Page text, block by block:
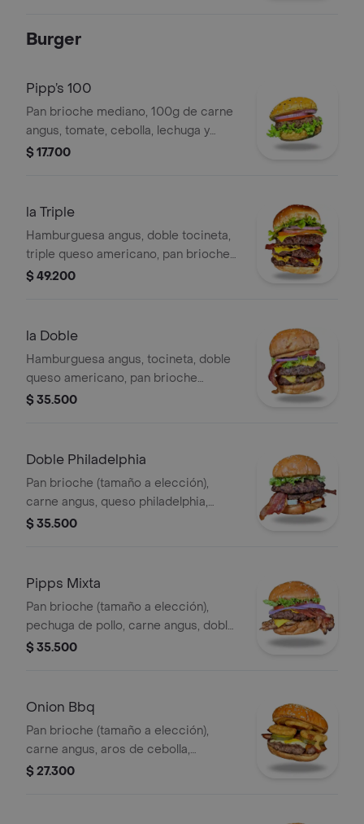
Burger
Pipp’s 100
Pan brioche mediano, 100g de carne
angus, tomate, cebolla, lechuga y
salsa de la casa.
$ 17.700
la Triple
Hamburguesa angus, doble tocineta,
triple queso americano, pan brioche
(tamaño a elección), tomate, cebolla,
$ 49.200
la Doble
Hamburguesa angus, tocineta, doble
queso americano, pan brioche
(tamaño a elección), tomate, cebolla,
$ 35.500
Doble Philadelphia
Pan brioche (tamaño a elección),
carne angus, queso philadelphia,
doble tocineta, lechuga, salsa bbq,
$ 35.500
Pipps Mixta
Pan brioche (tamaño a elección),
pechuga de pollo, carne angus, doble
queso americano, tocineta, cebolla,
$ 35.500
Onion Bbq
Pan brioche (tamaño a elección),
carne angus, aros de cebolla,
pepinillos, doble tocineta, queso
$ 27.300